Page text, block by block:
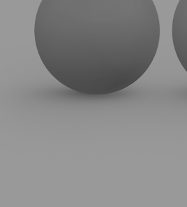
Inicio
Guía de uso
Contacto